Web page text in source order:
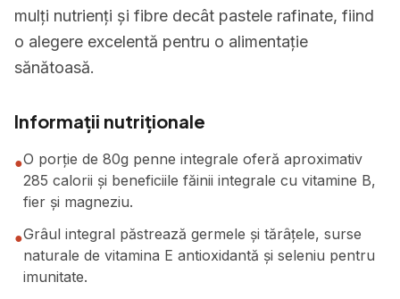
mulți nutrienți și fibre decât pastele rafinate, fiind
o alegere excelentă pentru o alimentație
sănătoasă.
Informații nutriționale
●O porție de 80g penne integrale oferă aproximativ
285 calorii și beneficiile făinii integrale cu vitamine B,
fier și magneziu.
●Grâul integral păstrează germele și tărâțele, surse
naturale de vitamina E antioxidantă și seleniu pentru
imunitate.